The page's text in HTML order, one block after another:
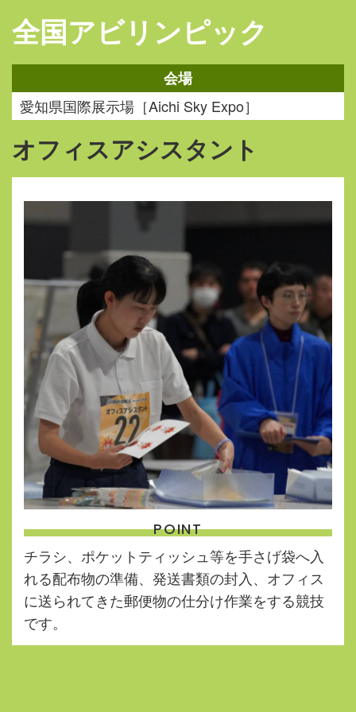
全国アビリンピック
会場
愛知県国際展示場［Aichi Sky Expo］
オフィスアシスタント
POINT
チラシ、ポケットティッシュ等を手さげ袋へ入
れる配布物の準備、発送書類の封入、オフィス
に送られてきた郵便物の仕分け作業をする競技
です。